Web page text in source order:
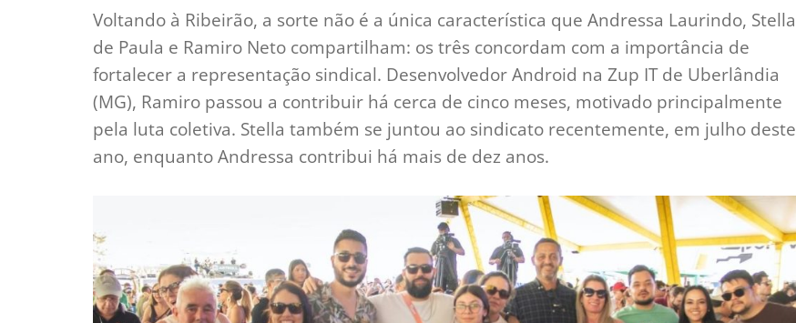
Voltando à Ribeirão, a sorte não é a única característica que Andressa Laurindo, Stella
de Paula e Ramiro Neto compartilham: os três concordam com a importância de
fortalecer a representação sindical. Desenvolvedor Android na Zup IT de Uberlândia
(MG), Ramiro passou a contribuir há cerca de cinco meses, motivado principalmente
pela luta coletiva. Stella também se juntou ao sindicato recentemente, em julho deste
ano, enquanto Andressa contribui há mais de dez anos.